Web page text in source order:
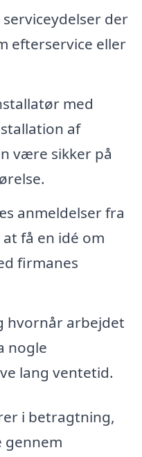
der
efterservice eller
med
af
være sikker på
anmeldelser fra
få en idé om
firmanes
hvornår arbejdet
nogle
lang ventetid.
i betragtning,
gennem